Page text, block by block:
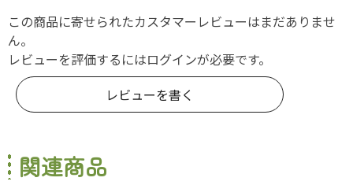
この商品に寄せられたカスタマーレビューはまだありませ
ん。
レビューを評価するにはログインが必要です。
レビューを書く
関連商品